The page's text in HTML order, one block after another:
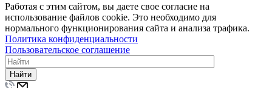
Работая с этим сайтом, вы даете свое согласие на
использование файлов cookie. Это необходимо для
нормального функционирования сайта и анализа трафика.
Политика конфиденциальности
Пользовательское соглашение
Найти